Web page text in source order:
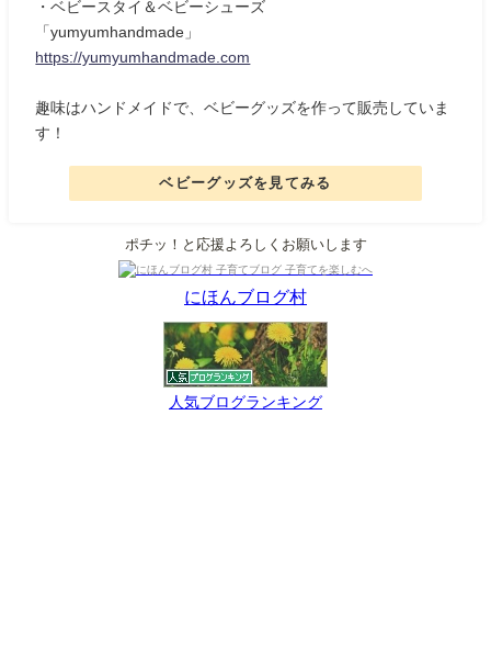
・ベビースタイ＆ベビーシューズ
「yumyumhandmade」
https://yumyumhandmade.com
趣味はハンドメイドで、ベビーグッズを作って販売していま
す！
ベビーグッズを見てみる
ポチッ！と応援よろしくお願いします
にほんブログ村
人気ブログランキング